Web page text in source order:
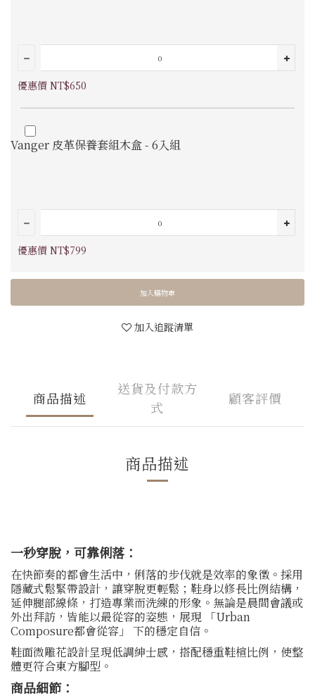
優惠價 NT$650
Vanger 皮革保養套組木盒 - 6入組
優惠價 NT$799
加入購物車
加入追蹤清單
商品描述
送貨及付款方
式
顧客評價
商品描述
一秒穿脫，可靠俐落：
在快節奏的都會生活中，俐落的步伐就是效率的象徵。採用
隱藏式鬆緊帶設計，讓穿脫更輕鬆；鞋身以修長比例結構，
延伸腿部線條，打造專業而洗練的形象。無論是晨間會議或
外出拜訪，皆能以最從容的姿態，展現 「Urban
Composure都會從容」 下的穩定自信。
鞋面微雕花設計呈現低調紳士感，搭配穩重鞋楦比例，使整
體更符合東方腳型。
商品細節：